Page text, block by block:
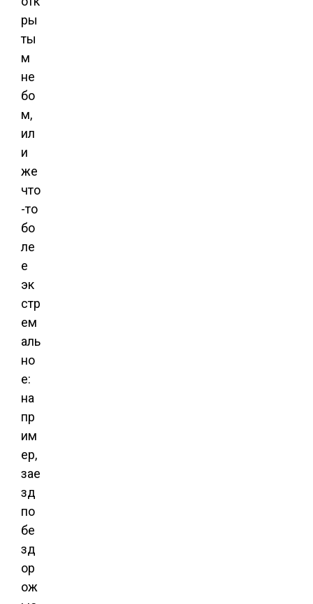
ры
ты
м
не
бо
м,
ил
и
же
что
-то
бо
ле
е
эк
стр
ем
аль
но
е:
на
пр
им
ер,
зае
зд
по
бе
зд
ор
ож